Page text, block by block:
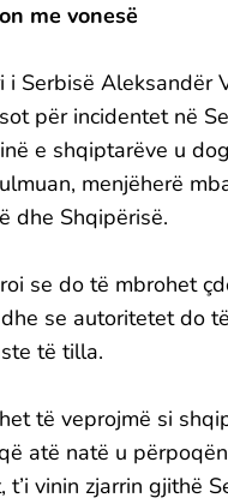
me vonesë
i Serbisë Aleksandër
për incidentet në
e shqiptarëve u
menjëherë
dhe Shqipërisë.
se do të mbrohet
se autoritetet do
të tilla.
të veprojmë si
atë natë u
t’i vinin zjarrin gjithë